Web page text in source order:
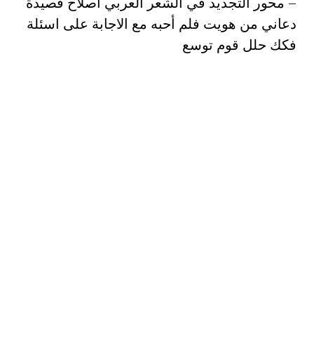
دعاني من هويت فلم أحبه مع الاجابة على اسئلة
فكك حلل قوم توسع